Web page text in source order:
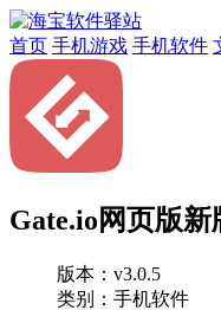
首页 手机游戏 手机软件
Gate.io网页版
版本： v3.0.5
类别：手机软件